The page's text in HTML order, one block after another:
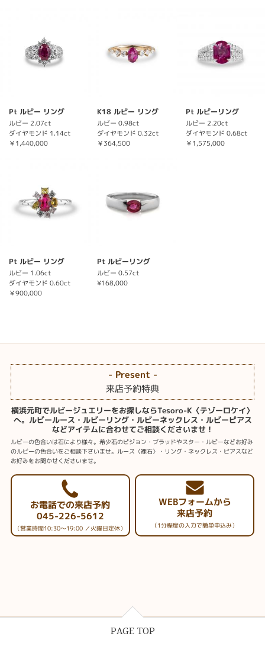
Pt ルビー リング
ルビー 2.07ct
ダイヤモンド 1.14ct
￥1,440,000
K18 ルビー リング
ルビー 0.98ct
ダイヤモンド 0.32ct
￥364,500
Pt ルビーリング
ルビー 2.20ct
ダイヤモンド 0.68ct
￥1,575,000
Pt ルビー リング
ルビー 1.06ct
ダイヤモンド 0.60ct
￥900,000
Pt ルビーリング
ルビー 0.57ct
¥168,000
- Present -
来店予約特典
横浜元町でルビージュエリーをお探しならTesoro-K〈テゾーロケイ〉
へ。ルビールース・ルビーリング・ルビーネックレス・ルビーピアス
などアイテムに合わせてご相談くださいませ！
ルビーの色合いは石により様々。希少石のピジョン・ブラッドやスター・ルビーなどお好み
のルビーの色合いをご相談下さいませ。ルース〈裸石〉・リング・ネックレス・ピアスなど
お好みをお聞かせくださいませ。
お電話での来店予約
045-226-5612
（営業時間10:30～19:00 ／火曜日定休）
WEBフォームから
来店予約
（1分程度の入力で簡単申込み）
PAGE TOP